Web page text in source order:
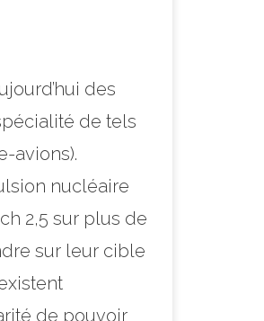
des
de tels
avions).
nucléaire
2,5 sur plus de
sur leur cible
de pouvoir